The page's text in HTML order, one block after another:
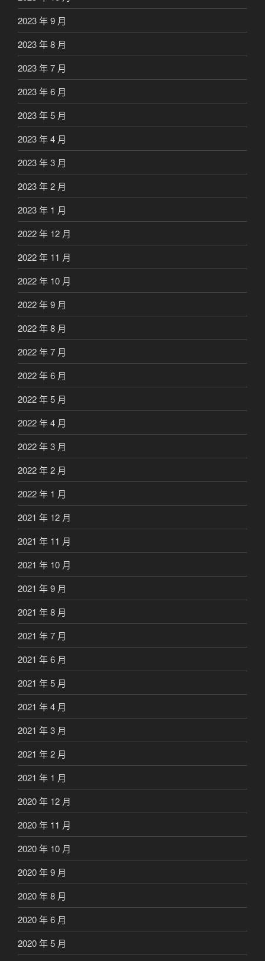
2023 年 9 月
2023 年 8 月
2023 年 7 月
2023 年 6 月
2023 年 5 月
2023 年 4 月
2023 年 3 月
2023 年 2 月
2023 年 1 月
2022 年 12 月
2022 年 11 月
2022 年 10 月
2022 年 9 月
2022 年 8 月
2022 年 7 月
2022 年 6 月
2022 年 5 月
2022 年 4 月
2022 年 3 月
2022 年 2 月
2022 年 1 月
2021 年 12 月
2021 年 11 月
2021 年 10 月
2021 年 9 月
2021 年 8 月
2021 年 7 月
2021 年 6 月
2021 年 5 月
2021 年 4 月
2021 年 3 月
2021 年 2 月
2021 年 1 月
2020 年 12 月
2020 年 11 月
2020 年 10 月
2020 年 9 月
2020 年 8 月
2020 年 6 月
2020 年 5 月